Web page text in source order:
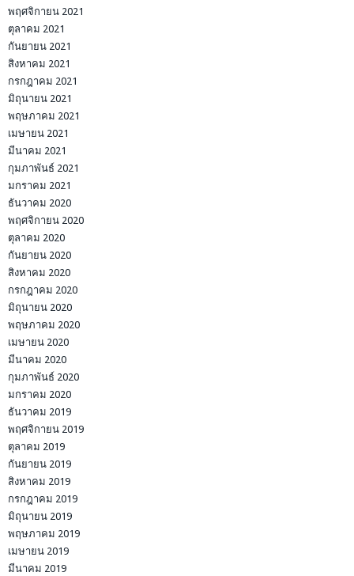
พฤศจิกายน 2021
ตุลาคม 2021
กันยายน 2021
สิงหาคม 2021
กรกฎาคม 2021
มิถุนายน 2021
พฤษภาคม 2021
เมษายน 2021
มีนาคม 2021
กุมภาพันธ์ 2021
มกราคม 2021
ธันวาคม 2020
พฤศจิกายน 2020
ตุลาคม 2020
กันยายน 2020
สิงหาคม 2020
กรกฎาคม 2020
มิถุนายน 2020
พฤษภาคม 2020
เมษายน 2020
มีนาคม 2020
กุมภาพันธ์ 2020
มกราคม 2020
ธันวาคม 2019
พฤศจิกายน 2019
ตุลาคม 2019
กันยายน 2019
สิงหาคม 2019
กรกฎาคม 2019
มิถุนายน 2019
พฤษภาคม 2019
เมษายน 2019
มีนาคม 2019